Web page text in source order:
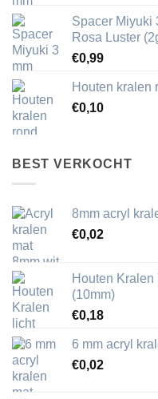
Spacer Miyuki
Rosa Luster
€0,99
Houten kralen
€0,10
BEST VERKOCHT
8mm acryl
€0,02
Houten Kralen
(10mm)
€0,18
6 mm acryl
€0,02